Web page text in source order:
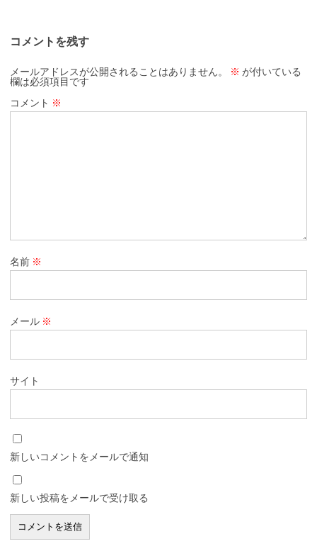
コメントを残す
メールアドレスが公開されることはありません。 ※ が付いている
欄は必須項目です
コメント ※
名前 ※
メール ※
サイト
新しいコメントをメールで通知
新しい投稿をメールで受け取る